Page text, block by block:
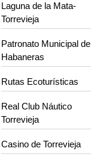
Laguna de la Mata-
Torrevieja
Patronato Municipal de
Habaneras
Rutas Ecoturísticas
Real Club Náutico
Torrevieja
Casino de Torrevieja